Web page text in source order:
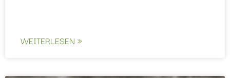
WEITERLESEN »